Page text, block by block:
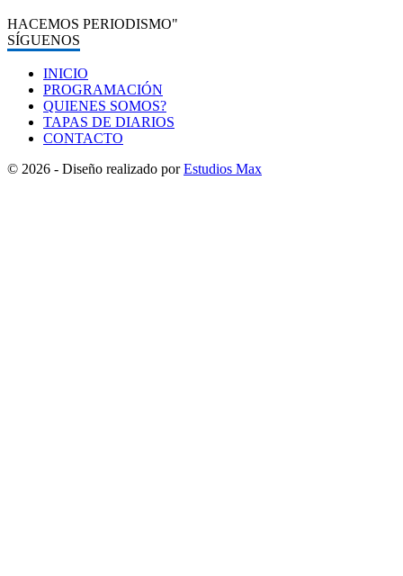
HACEMOS PERIODISMO"
SÍGUENOS
INICIO
PROGRAMACIÓN
QUIENES SOMOS?
TAPAS DE DIARIOS
CONTACTO
© 2026 - Diseño realizado porEstudios Max